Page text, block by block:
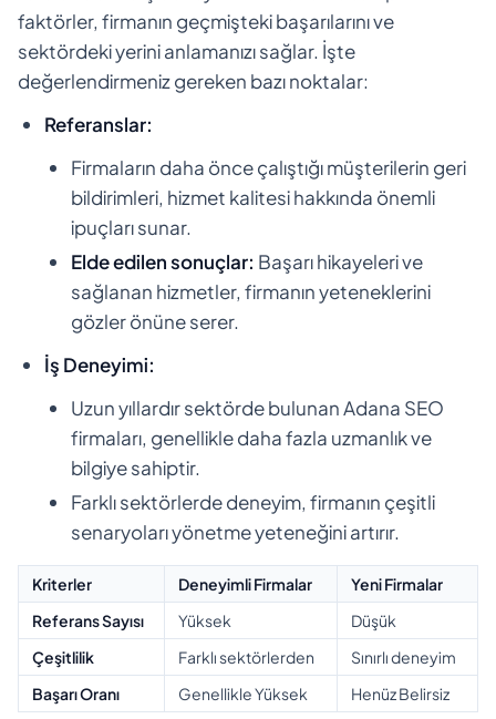
faktörler, firmanın geçmişteki başarılarını ve
sektördeki yerini anlamanızı sağlar. İşte
değerlendirmeniz gereken bazı noktalar:
Referanslar:
Firmaların daha önce çalıştığı müşterilerin geri
bildirimleri, hizmet kalitesi hakkında önemli
ipuçları sunar.
Elde edilen sonuçlar: Başarı hikayeleri ve
sağlanan hizmetler, firmanın yeteneklerini
gözler önüne serer.
İş Deneyimi:
Uzun yıllardır sektörde bulunan Adana SEO
firmaları, genellikle daha fazla uzmanlık ve
bilgiye sahiptir.
Farklı sektörlerde deneyim, firmanın çeşitli
senaryoları yönetme yeteneğini artırır.
Kriterler Deneyimli Firmalar
Yeni Firmalar
Referans Sayısı
Yüksek
Düşük
Çeşitlilik
Farklı sektörlerden
Sınırlı deneyim
Başarı Oranı
Genellikle Yüksek Henüz Belirsiz